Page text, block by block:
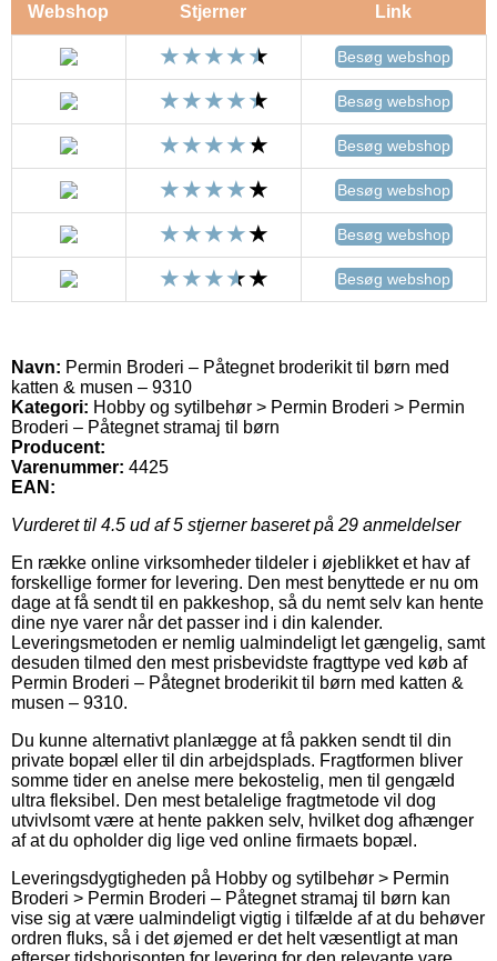
Webshop Stjerner Link
Besøg webshop
Besøg webshop
Besøg webshop
Besøg webshop
Besøg webshop
Besøg webshop
Navn: Permin Broderi – Påtegnet broderikit til børn med
katten & musen – 9310
Kategori: Hobby og sytilbehør > Permin Broderi > Permin
Broderi – Påtegnet stramaj til børn
Producent:
Varenummer: 4425
EAN:
Vurderet til 4.5 ud af 5 stjerner baseret på 29 anmeldelser
En række online virksomheder tildeler i øjeblikket et hav af
forskellige former for levering. Den mest benyttede er nu om
dage at få sendt til en pakkeshop, så du nemt selv kan hente
dine nye varer når det passer ind i din kalender.
Leveringsmetoden er nemlig ualmindeligt let gængelig, samt
desuden tilmed den mest prisbevidste fragttype ved køb af
Permin Broderi – Påtegnet broderikit til børn med katten &
musen – 9310.
Du kunne alternativt planlægge at få pakken sendt til din
private bopæl eller til din arbejdsplads. Fragtformen bliver
somme tider en anelse mere bekostelig, men til gengæld
ultra fleksibel. Den mest betalelige fragtmetode vil dog
utvivlsomt være at hente pakken selv, hvilket dog afhænger
af at du opholder dig lige ved online firmaets bopæl.
Leveringsdygtigheden på Hobby og sytilbehør > Permin
Broderi > Permin Broderi – Påtegnet stramaj til børn kan
vise sig at være ualmindeligt vigtig i tilfælde af at du behøver
ordren fluks, så i det øjemed er det helt væsentligt at man